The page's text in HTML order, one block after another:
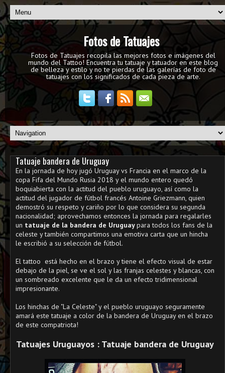
Fotos de Tatuajes
Fotos de Tatuajes recopila las mejores fotos e imágenes del
mundo del Tattoo! Encuentra tu tatuaje y tatuador en este blog
de belleza y estilo y no te pierdas de las galerías de foto de
tatuajes con los significados de cada pieza de arte.
Tatuaje bandera de Uruguay
En la jornada de hoy jugó Uruguay vs Francia en el marco de la
copa Fifa del Mundo Rusia 2018 y el mundo entero quedó
boquiabierta con la actitud del pueblo uruguayo, así como la
actitud del jugador de fútbol francés Antoine Griezmann, quien
demostró su respeto y cariño por lo que considera su segunda
nacionalidad; aprovechamos entonces la jornada para regalarles
un tatuaje de la bandera de Uruguaypara todos los fans de la
celeste y también compartimos una emotiva carta que un hincha
le escribió a su selección de fútbol.
El tattoo está hecho en el brazo y tiene el efecto visual de estar
debajo de la piel, se ve el sol y las franjas celestes y blancas, con
un sombreado excelente que le da un efecto tridimensional
impresionante.
Los hinchas de "La Celeste" y el pueblo uruguayo seguramente
amará este tatuaje a color de la bandera de Uruguay en el brazo
de este compatriota!
Tatuajes Uruguayos : Tatuaje bandera de Uruguay